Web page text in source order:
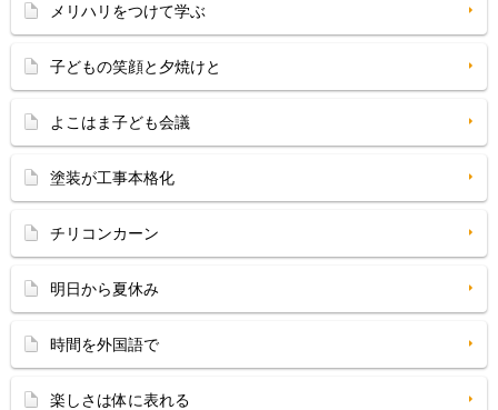
メリハリをつけて学ぶ
子どもの笑顔と夕焼けと
よこはま子ども会議
塗装が工事本格化
チリコンカーン
明日から夏休み
時間を外国語で
楽しさは体に表れる